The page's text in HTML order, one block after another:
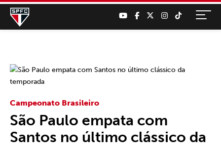
Campeonato Brasileiro
São Paulo empata com
Santos no último clássico da